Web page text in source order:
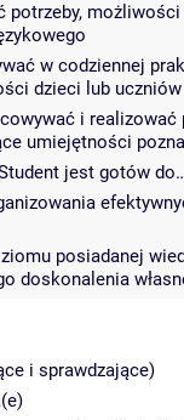
potrzeby,
w codziennej
dzieci lub uczniów
i
umiejętności
jest gotów
posiadanej
doskonalenia
i sprawdzające)